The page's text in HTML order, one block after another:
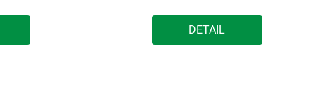
DETAIL